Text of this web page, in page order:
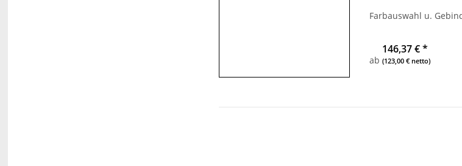
Farbauswahl u.
ab
146,37 €*
(123,00 € netto)